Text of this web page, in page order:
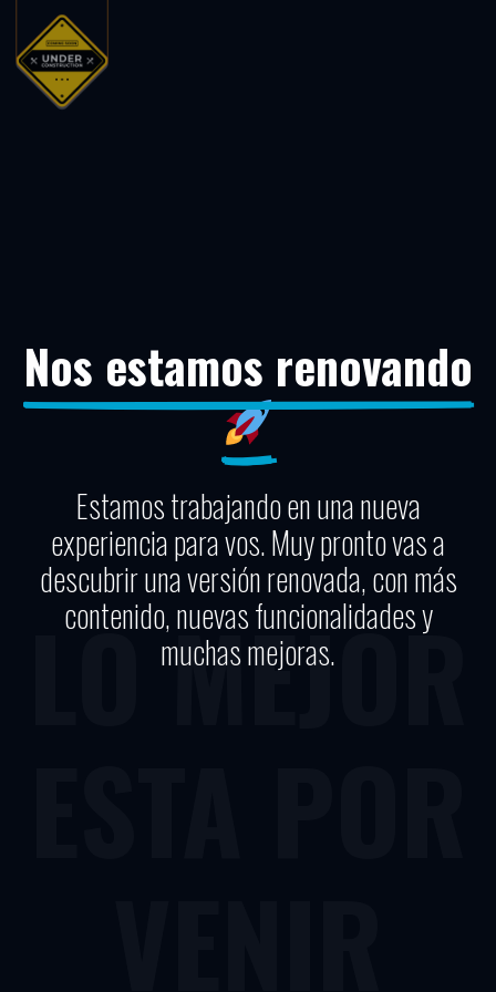
Nos estamos renovando
Estamos trabajando en una nueva
experiencia para vos. Muy pronto vas a
descubrir una versión renovada, con más
contenido, nuevas funcionalidades y
muchas mejoras.
LO MEJOR